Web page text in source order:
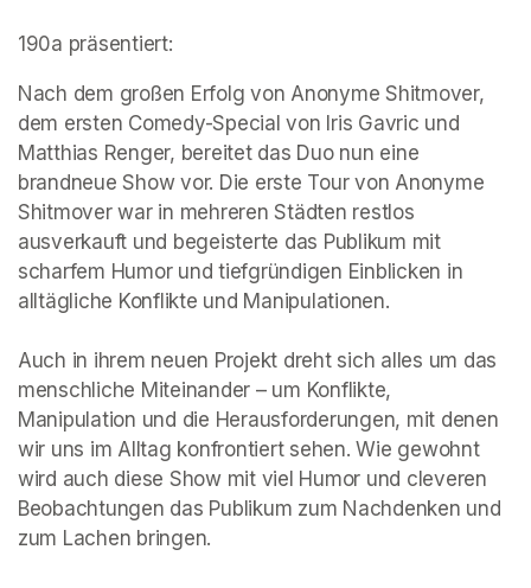
190a präsentiert:
Nach dem großen Erfolg von Anonyme Shitmover,
dem ersten Comedy-Special von Iris Gavric und
Matthias Renger, bereitet das Duo nun eine
brandneue Show vor. Die erste Tour von Anonyme
Shitmover war in mehreren Städten restlos
ausverkauft und begeisterte das Publikum mit
scharfem Humor und tiefgründigen Einblicken in
alltägliche Konflikte und Manipulationen.
Auch in ihrem neuen Projekt dreht sich alles um das
menschliche Miteinander – um Konflikte,
Manipulation und die Herausforderungen, mit denen
wir uns im Alltag konfrontiert sehen. Wie gewohnt
wird auch diese Show mit viel Humor und cleveren
Beobachtungen das Publikum zum Nachdenken und
zum Lachen bringen.